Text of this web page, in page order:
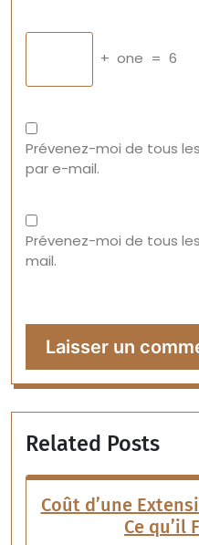
+ one = 6
Prévenez-moi de tous
par e-mail.
Prévenez-moi de tous
mail.
Related Posts
Coût d’une
Ce qu’il